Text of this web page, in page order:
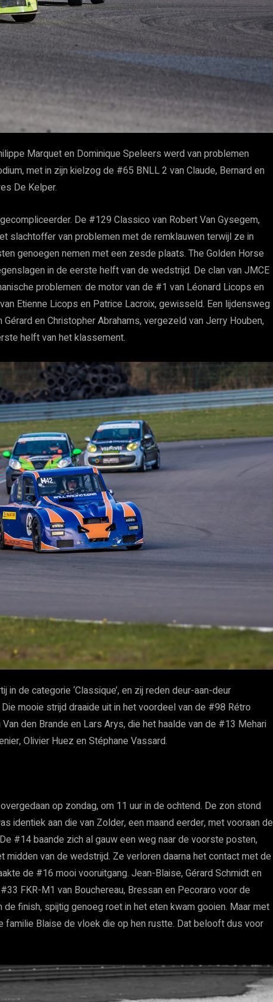
Marquet en Dominique Speleers werd van problemen
met in zijn kielzog de #65 BNLL 2 van Claude, Bernard en
De Kelper.
De #129 Classico van Robert Van Gysegem,
slachtoffer van problemen met de remklauwen terwijl ze in
genoegen nemen met een zesde plaats. The Golden Horse
in de eerste helft van de wedstrijd. De clan van JMCE
problemen: de motor van de #1 van Léonard Licops en
Etienne Licops en Patrice Lacroix, gewisseld. Een lijdensweg
en Christopher Abrahams, vergezeld van Jerry Houben,
helft van het klassement.
de categorie ‘Classique’, en zij reden deur-aan-deur
mooie strijd draaide uit in het voordeel van de #98 Rétro
den Brande en Lars Arys, die het haalde van de #13 Mehari
Olivier Huez en Stéphane Vassard.
op zondag, om 11 uur in de ochtend. De zon stond
identiek aan die van Zolder, een maand eerder, met vooraan de
#14 baande zich al gauw een weg naar de voorste posten,
van de wedstrijd. Ze verloren daarna het contact met de
de #16 mooi vooruitgang. Jean-Blaise, Gérard Schmidt en
FKR-M1 van Bouchereau, Bressan en Pecoraro voor de
finish, spijtig genoeg roet in het eten kwam gooien. Maar met
Blaise de vloek die op hen rustte. Dat belooft dus voor